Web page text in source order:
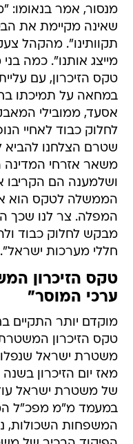
מנסור, אמר בנאומו:
שאינה מקיימת את
תקוותינו". מהקהל
מייצג אותנו". כמה
טקס הזיכרון, עם
במחאה על תמיכתו
אסעד, ממובילי
לחלוק כבוד לאחיי
שטרם הצלחנו להביא
משאר אזרחי המדינה
ושלמענה הם הקריבו
הממשלה לטקס הוא
המפלה. צר לנו שכך
מבקש לחלוק כבוד
חללי מערכות ישראל".
טקס הזיכרון
ערכי המוסר"
מוקדם יותר
משטרת ישראל שנפלו
מאז יום הזיכרון
במעמד מ"מ מפכ"ל
המשפחות השכולות,